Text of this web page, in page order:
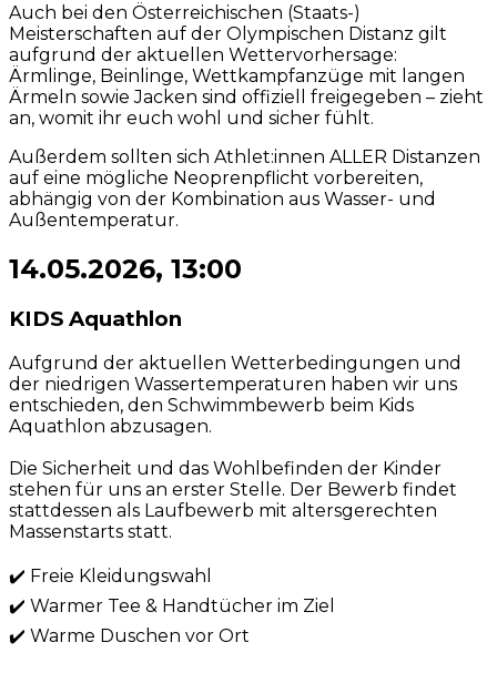
Auch bei den Österreichischen (Staats-)
Meisterschaften auf der Olympischen Distanz gilt
aufgrund der aktuellen Wettervorhersage:
Ärmlinge, Beinlinge, Wettkampfanzüge mit langen
Ärmeln sowie Jacken sind offiziell freigegeben – zieht
an, womit ihr euch wohl und sicher fühlt.
Außerdem sollten sich Athlet:innen ALLER Distanzen
auf eine mögliche Neoprenpflicht vorbereiten,
abhängig von der Kombination aus Wasser- und
Außentemperatur.
14.05.2026, 13:00
KIDS Aquathlon
Aufgrund der aktuellen Wetterbedingungen und
der niedrigen Wassertemperaturen haben wir uns
entschieden, den Schwimmbewerb beim Kids
Aquathlon abzusagen.
Die Sicherheit und das Wohlbefinden der Kinder
stehen für uns an erster Stelle. Der Bewerb findet
stattdessen als Laufbewerb mit altersgerechten
Massenstarts statt.
✔️ Freie Kleidungswahl
✔️ Warmer Tee & Handtücher im Ziel
✔️ Warme Duschen vor Ort